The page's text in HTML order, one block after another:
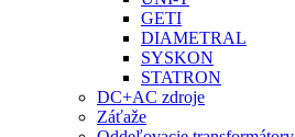
GETI
DIAMETRAL
SYSKON
STATRON
DC+AC zdroje
Záťaže